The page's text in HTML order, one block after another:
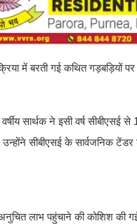
में बरती गई कथित गड़बड़ियों पर
ने इसी वर्ष सीबीएसई से
सीबीएसई के सार्वजनिक
लाभ पहुंचाने की कोशिश की गई